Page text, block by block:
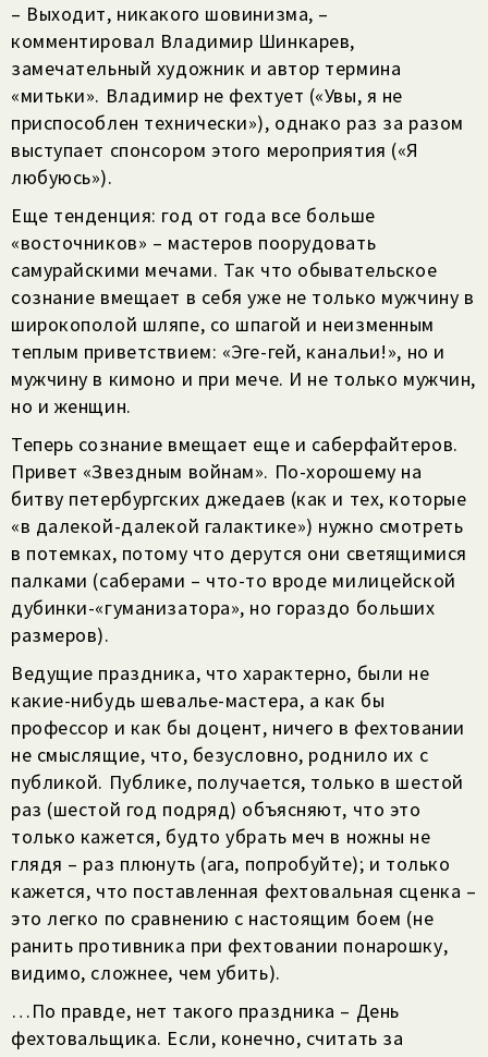
– Выходит, никакого шовинизма, –
комментировал Владимир Шинкарев,
замечательный художник и автор термина
«митьки». Владимир не фехтует («Увы, я не
приспособлен технически»), однако раз за разом
выступает спонсором этого мероприятия («Я
любуюсь»).
Еще тенденция: год от года все больше
«восточников» – мастеров поорудовать
самурайскими мечами. Так что обывательское
сознание вмещает в себя уже не только мужчину в
широкополой шляпе, со шпагой и неизменным
теплым приветствием: «Эге-гей, канальи!», но и
мужчину в кимоно и при мече. И не только мужчин,
но и женщин.
Теперь сознание вмещает еще и саберфайтеров.
Привет «Звездным войнам». По-хорошему на
битву петербургских джедаев (как и тех, которые
«в далекой-далекой галактике») нужно смотреть
в потемках, потому что дерутся они светящимися
палками (саберами – что-то вроде милицейской
дубинки-«гуманизатора», но гораздо больших
размеров).
Ведущие праздника, что характерно, были не
какие-нибудь шевалье-мастера, а как бы
профессор и как бы доцент, ничего в фехтовании
не смыслящие, что, безусловно, роднило их с
публикой. Публике, получается, только в шестой
раз (шестой год подряд) объясняют, что это
только кажется, будто убрать меч в ножны не
глядя – раз плюнуть (ага, попробуйте); и только
кажется, что поставленная фехтовальная сценка –
это легко по сравнению с настоящим боем (не
ранить противника при фехтовании понарошку,
видимо, сложнее, чем убить).
…По правде, нет такого праздника – День
фехтовальщика. Если, конечно, считать за